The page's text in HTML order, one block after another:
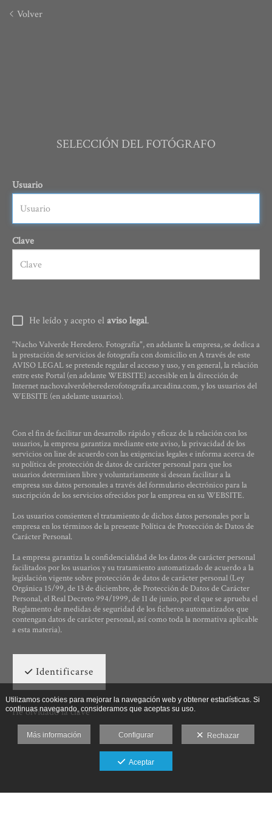
Volver
SELECCIÓN DEL FOTÓGRAFO
Usuario
Clave
He leído y acepto elaviso legal.
"Nacho Valverde Heredero. Fotografía", en adelante la empresa, se dedica a
la prestación de servicios de fotografía con domicilio en A través de este
AVISO LEGAL se pretende regular el acceso y uso, y en general, la relación
entre este Portal (en adelante WEBSITE) accesible en la dirección de
Internet nachovalverdeherederofotografia.arcadina.com, y los usuarios del
WEBSITE (en adelante usuarios).
Con el fin de facilitar un desarrollo rápido y eficaz de la relación con los
usuarios, la empresa garantiza mediante este aviso, la privacidad de los
servicios on line de acuerdo con las exigencias legales e informa acerca de
su política de protección de datos de carácter personal para que los
usuarios determinen libre y voluntariamente si desean facilitar a la
empresa sus datos personales a través del formulario electrónico para la
suscripción de los servicios ofrecidos por la empresa en su WEBSITE.
Los usuarios consienten el tratamiento de dichos datos personales por la
empresa en los términos de la presente Política de Protección de Datos de
Carácter Personal.
La empresa garantiza la confidencialidad de los datos de carácter personal
facilitados por los usuarios y su tratamiento automatizado de acuerdo a la
legislación vigente sobre protección de datos de carácter personal (Ley
Orgánica 15/99, de 13 de diciembre, de Protección de Datos de Carácter
Personal, el Real Decreto 994/1999, de 11 de junio, por el que se aprueba el
Reglamento de medidas de seguridad de los ficheros automatizados que
contengan datos de carácter personal, así como toda la normativa aplicable
a esta materia).
Identificarse
He olvidado la clave
Utilizamos cookies para mejorar la navegación web y obtener estadísticas. Si
continuas navegando, consideramos que aceptas su uso.
Más información Configurar Rechazar
Aceptar